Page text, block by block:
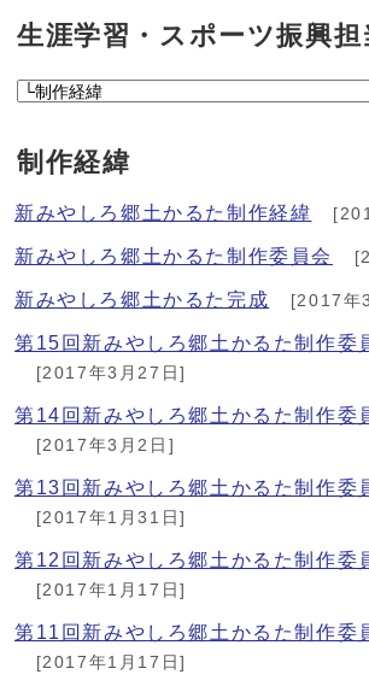
生涯学習・スポーツ振興
制作経緯
新みやしろ郷土かるた制作経緯
新みやしろ郷土かるた制作委員会
新みやしろ郷土かるた完成 [2017年
第15回新みやしろ郷土かるた制作委
[2017年3月27日]
第14回新みやしろ郷土かるた制作委
[2017年3月2日]
第13回新みやしろ郷土かるた制作委
[2017年1月31日]
第12回新みやしろ郷土かるた制作委
[2017年1月17日]
第11回新みやしろ郷土かるた制作委
[2017年1月17日]